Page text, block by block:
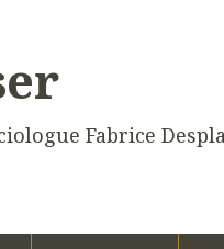
Fabrice